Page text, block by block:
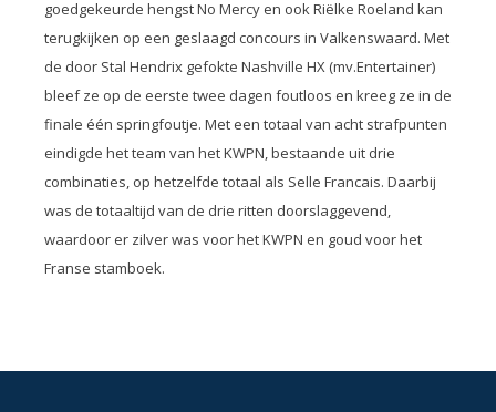
goedgekeurde hengst No Mercy en ook Riëlke Roeland kan
terugkijken op een geslaagd concours in Valkenswaard. Met
de door Stal Hendrix gefokte Nashville HX (mv.Entertainer)
bleef ze op de eerste twee dagen foutloos en kreeg ze in de
finale één springfoutje. Met een totaal van acht strafpunten
eindigde het team van het KWPN, bestaande uit drie
combinaties, op hetzelfde totaal als Selle Francais. Daarbij
was de totaaltijd van de drie ritten doorslaggevend,
waardoor er zilver was voor het KWPN en goud voor het
Franse stamboek.